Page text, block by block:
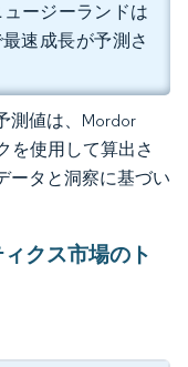
ージーランドは
最速成長が予測さ
測値は、Mordor
を使用して算出さ
ータと洞察に基づい
クス市場のト